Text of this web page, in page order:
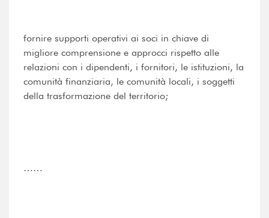
fornire supporti operativi ai soci in chiave di
migliore comprensione e approcci rispetto alle
relazioni con i dipendenti, i fornitori, le istituzioni, la
comunità finanziaria, le comunità locali, i soggetti
della trasformazione del territorio;
……